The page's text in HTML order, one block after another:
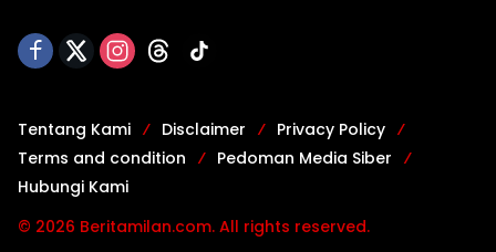
Tentang Kami Disclaimer
Privacy Policy
Terms and condition
Pedoman Media Siber
Hubungi Kami
© 2026 Beritamilan.com. All rights reserved.